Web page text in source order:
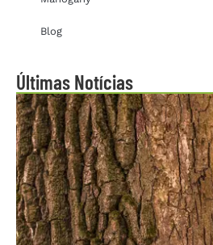
Blog
Últimas Notícias